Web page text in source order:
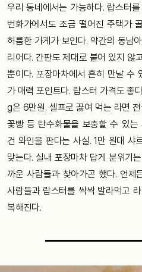
우리 동네에서는 가능하다. 랍스터
번화가에서도 조금 떨어진 주택가
허름한 가게가 보인다. 약간의 동남
리어다. 간판도 제대로 붙어 있지 않
뿐이다. 포장마차에서 흔히 만날 수
가 매력 포인트다. 랍스터 가격도
g은 6만원. 셀프로 끓여 먹는 라면
꽃빵 등 탄수화물을 보충할 수 있는
건 와인을 판다는 사실. 1만 원대 샤
맞는다. 실내 포장마차 답게 분위기
까운 사람들과 찾아가곤 했다. 언제
사람들과 랍스터를 싹싹 발라먹고
복해진다.